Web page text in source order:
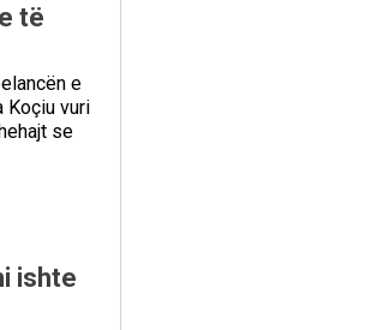
të
e
Koçiu vuri
se
ishte